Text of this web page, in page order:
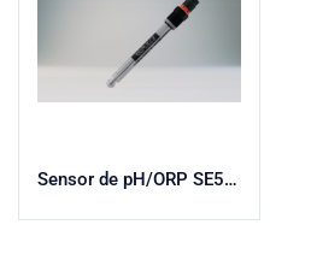
Sensor de pH/ORP SE555 | Memosens | 225 mm | Ex | CIP/SIP capaz | Esterilizable | Para medios agresivos